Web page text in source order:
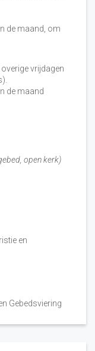
de maand, om
vrijdagen
de maand
open kerk)
en
Gebedsviering